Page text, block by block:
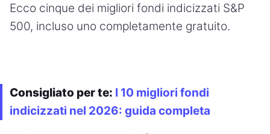
Ecco cinque dei migliori fondi indicizzati S&P
500, incluso uno completamente gratuito.
Consigliato per te: I 10 migliori fondi
indicizzati nel 2026: guida completa